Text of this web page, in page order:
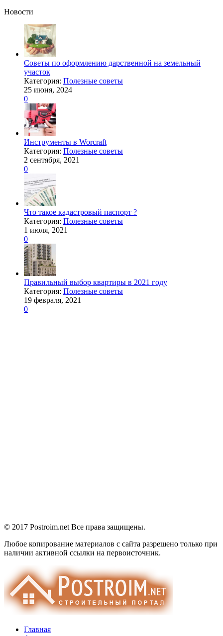
Новости
Советы по оформлению дарственной на земельный
участок
Категория: Полезные советы
25 июня, 2024
0
Инструменты в Worcraft
Категория: Полезные советы
2 сентября, 2021
0
Что такое кадастровый паспорт ?
Категория: Полезные советы
1 июля, 2021
0
Правильный выбор квартиры в 2021 году
Категория: Полезные советы
19 февраля, 2021
0
© 2017 Postroim.net Все права защищены.
Любое копирование материалов с сайта разрешено только при
наличии активной ссылки на первоисточник.
Главная